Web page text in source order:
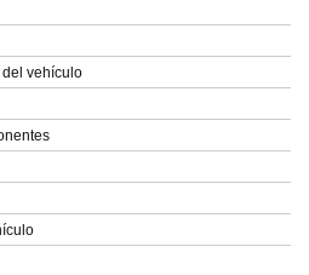
vehículo